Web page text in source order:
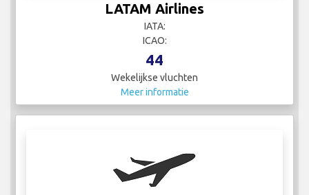
LATAM Airlines
IATA:
ICAO:
44
Wekelijkse vluchten
Meer informatie